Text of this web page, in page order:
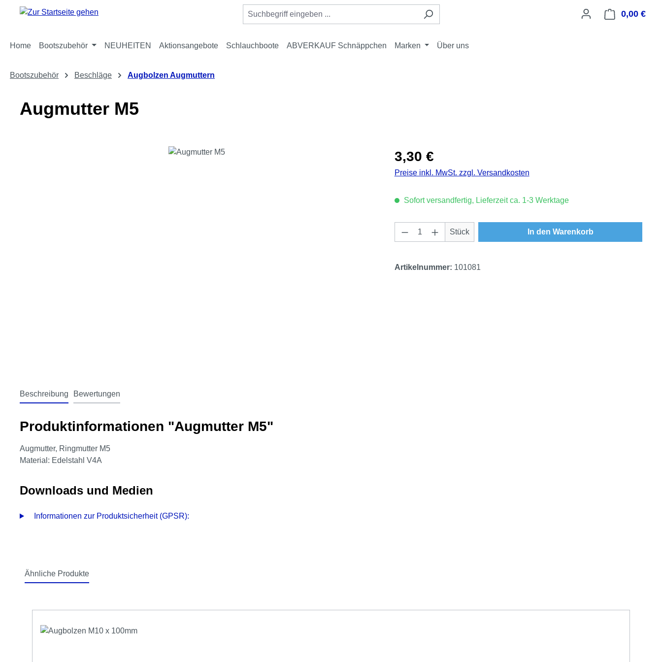
Hauptinhalt springen
Zur Suche springen
Zur Hauptnavigation springen 0,00 €
Home Bootszubehör NEUHEITEN Aktionsangebote Schlauchboote ABVERKAUF Schnäppchen Marken Über uns
Bootszubehör Beschläge Augbolzen Augmuttern
Augmutter M5
Regulärer Preis:
3,30 €
Preise inkl. MwSt. zzgl. Versandkosten
Sofort versandfertig, Lieferzeit ca. 1-3 Werktage
Produkt Anzahl: Gib den gewünschten Wert ein
Stück In den Warenkorb
Artikelnummer: 101081
Beschreibung Bewertungen
Produktinformationen "Augmutter M5"
Augmutter, Ringmutter M5
Material: Edelstahl V4A
Downloads und Medien
Informationen zur Produktsicherheit (GPSR):
Ähnliche Produkte